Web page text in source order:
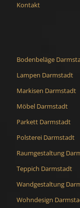
Kontakt
Bodenbeläge
Lampen Darmstadt
Markisen Darmstadt
Möbel Darmstadt
Parkett Darmstadt
Polsterei Darmstadt
Raumgestaltung
Teppich Darmstadt
Wandgestaltung
Wohndesign